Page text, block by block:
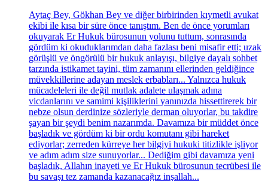
Aytaç Bey, Gökhan Bey ve diğer birbirinden kıymetli avukat
ekibi ile kısa bir süre önce tanıştım. Ben de önce yorumları
okuyarak Er Hukuk bürosunun yolunu tuttum, sonrasında
gördüm ki okuduklarımdan daha fazlası beni misafir etti; uzak
görüşlü ve öngörülü bir hukuk anlayışı, bilgiye dayalı sohbet
tarzında istikamet tayini, tüm zamanını ellerinden geldiğince
müvekkillerine adayan meslek erbabları... Yalnızca hukuk
mücadeleleri ile değil mutlak adalete ulaşmak adına
vicdanlarını ve samimi kişiliklerini yanınızda hissettirerek bir
nebze olsun derdinize sözleriyle derman oluyorlar, bu takdire
şayan bir şeydi benim nazarımda. Davamıza bir müddet önce
başladık ve gördüm ki bir ordu komutanı gibi hareket
ediyorlar; zerreden kürreye her bilgiyi hukuki titizlikle işliyor
ve adım adım size sunuyorlar... Dediğim gibi davamıza yeni
başladık, Allahın inayeti ve Er Hukuk bürosunun tecrübesi ile
bu savaşı tez zamanda kazanacağız inşallah...